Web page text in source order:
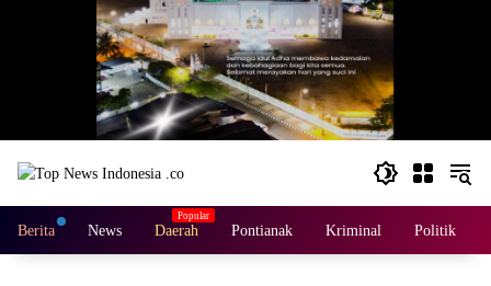
Berita News Daerah Pontianak Kriminal Politik